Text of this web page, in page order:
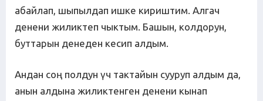
абайлап, шыпылдап ишке кириштим. Алгач
денени жиликтеп чыктым. Башын, колдорун,
буттарын денеден кесип алдым.
Андан соң полдун үч тактайын сууруп алдым да,
анын алдына жиликтенген денени кынап